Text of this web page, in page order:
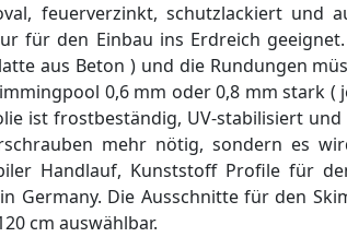
feuerverzinkt, schutzlackiert und
für den Einbau ins Erdreich
aus Beton ) und die Rundungen
0,6 mm oder 0,8 mm stark (
ist frostbeständig, UV-stabilisiert
mehr nötig, sondern es
Handlauf, Kunststoff Profile für
Germany. Die Ausschnitte für den
cm auswählbar.